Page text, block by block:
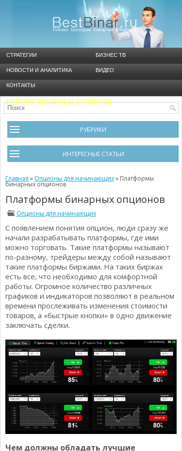
СТРАТЕГИИ БИЗНЕС ТВ
НОВОСТИ И АНАЛИТИКА ВИДЕО
КОНТАКТЫ
РЕЙТИНГ БИНАРНЫХ БРОКЕРОВ
РУБРИКИ
Брокеры
Видео
Инструменты
Новости и Аналитика
Общая информация
Опционы для начинающих
Стратегии
Торговля Kриптовалютой
ИНТЕРЕСНЫЕ СТАТЬИ
Черный список брокеров
Психологии трейдинга
Отзывы о бинарных опционах
Стратегии бинарных опционов
Добавить брокера в рейтинг
Главная » Опционы для начинающих» Платформы
бинарных опционов
Платформы бинарных опционов
Опционы для начинающих
С появлением понятия опцион, люди сразу же
начали разрабатывать платформы, где ими
можно торговать. Такие платформы называют
по-разному, трейдеры между собой называют
такие платформы биржами. На таких биржах
есть все, что необходимо для комфортной
работы. Огромное количество различных
графиков и индикаторов позволяют в реальном
времени прослеживать изменения стоимости
товаров, а «быстрые кнопки» в одно движение
заключать сделки.
Чем должны обладать лучшие